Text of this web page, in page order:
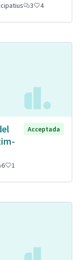
3 4
Acceptada
6 1